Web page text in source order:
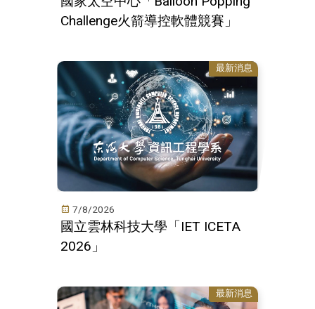
Challenge火箭導控軟體競賽」
最新消息
7/8/2026
國立雲林科技大學「IET ICETA
2026」
最新消息